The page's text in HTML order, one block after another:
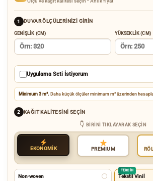
1 DUVAR ÖLÇÜLERINIZI GIRIN
GENIŞLIK (CM) YÜKSEKLIK (CM)
Uygulama Seti İstiyorum
Minimum 3 m². Daha küçük ölçüler minimum m² üzerinden
2 KAĞIT KALITESINI SEÇIN
BIRINI TIKLAYARAK SEÇIN
EKONOMİK PREMIUM
Non-woven
TERCIH
Tekstil Vinil